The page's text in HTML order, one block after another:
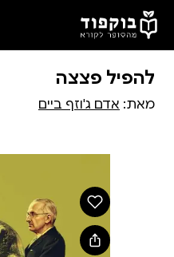
דלג לתוכן הראשי
להפיל פצצה
מאת: אדם ג'וזף ביים